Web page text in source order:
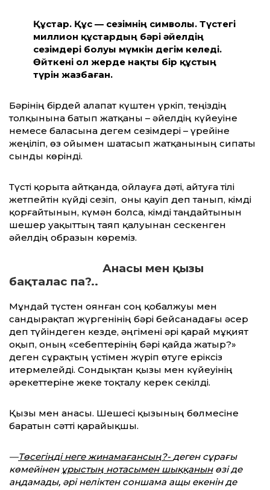
Құстар. Құс — сезімнің символы. Түстегі
миллион құстардың бәрі әйелдің
сезімдері болуы мүмкін дегім келеді.
Өйткені ол жерде нақты бір құстың
түрін жазбаған.
Бәрінің бірдей алапат күштен үркіп, теңіздің
толқынына батып жатқаны – әйелдің күйеуіне
немесе баласына дегем сезімдері – үрейіне
жеңіліп, өз ойымен шатасып жатқанының сипаты
сынды көрінді.
Түсті қорыта айтқанда, ойлауға дәті, айтуға тілі
жетпейтін күйді сезіп, оны қауіп деп танып, кімді
қорғайтынын, күмән болса, кімді таңдайтынын
шешер уақыттың таяп қалуынан сескенген
әйелдің образын көреміз.
Анасы мен қызы
бақталас па?..
Мұндай түстен оянған соң қобалжуы мен
сандырақтап жүргенінің бәрі бейсанадағы әсер
деп түйіндеген кезде, әңгімені әрі қарай мұқият
оқып, оның «себептерінің бәрі қайда жатыр?»
деген сұрақтың үстімен жүріп өтуге еріксіз
итермелейді. Сондықтан қызы мен күйеуінің
әрекеттеріне жеке тоқталу керек секілді.
Қызы мен анасы. Шешесі қызының бөлмесіне
баратын сәтті қарайықшы.
—Төсегіңді неге жинамағансың?- деген сұрағы
көмейінен ұрыстың нотасымен шыққанынөзі де
аңдамады, әрі неліктен соншама ащы екенін де